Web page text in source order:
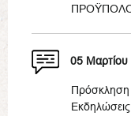
05
Πρόσκληση